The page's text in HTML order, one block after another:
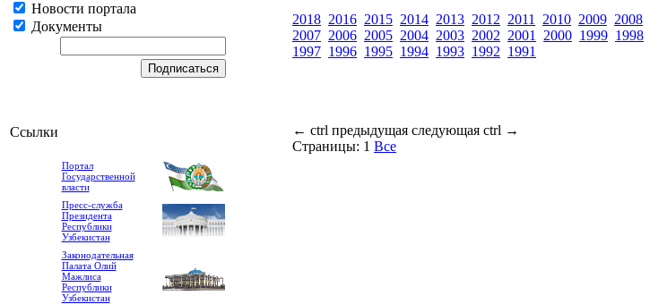
Новости портала
Документы
Ссылки
Портал
Государственной
власти
Пресс-служба
Президента
Республики
Узбекистан
Законодательная
Палата Олий
Мажлиса
Республики
Узбекистан
2018 2016 2015 2014 2013 2012 2011 2010 2009 2008
2007 2006 2005 2004 2003 2002 2001 2000 1999 1998
1997 1996 1995 1994 1993 1992 1991
← ctrl предыдущая следующая ctrl →
Страницы: 1 Все